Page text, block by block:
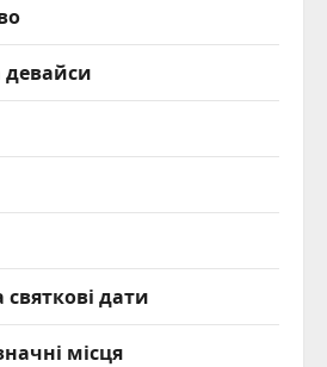
девайси
святкові дати
місця